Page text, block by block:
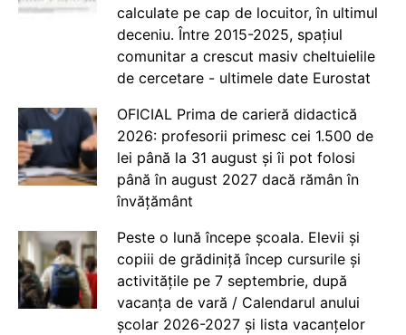
calculate pe cap de locuitor, în ultimul
deceniu. Între 2015-2025, spațiul
comunitar a crescut masiv cheltuielile
de cercetare - ultimele date Eurostat
OFICIAL Prima de carieră didactică
2026: profesorii primesc cei 1.500 de
lei până la 31 august și îi pot folosi
până în august 2027 dacă rămân în
învățământ
Peste o lună începe școala. Elevii și
copiii de grădiniță încep cursurile și
activitățile pe 7 septembrie, după
vacanța de vară / Calendarul anului
școlar 2026-2027 și lista vacanțelor